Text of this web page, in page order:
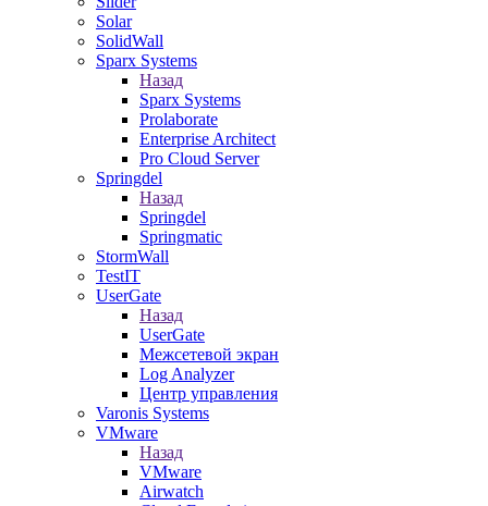
Solar
SolidWall
Sparx Systems
Назад
Sparx Systems
Prolaborate
Enterprise Architect
Pro Cloud Server
Springdel
Назад
Springdel
Springmatic
StormWall
TestIT
UserGate
Назад
UserGate
Межсетевой экран
Log Analyzer
Центр управления
Varonis Systems
VMware
Назад
VMware
Airwatch